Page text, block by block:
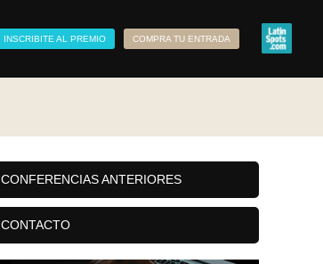
INSCRIBITE AL PREMIO COMPRA TU ENTRADA
CONFERENCIAS ANTERIORES
CONTACTO